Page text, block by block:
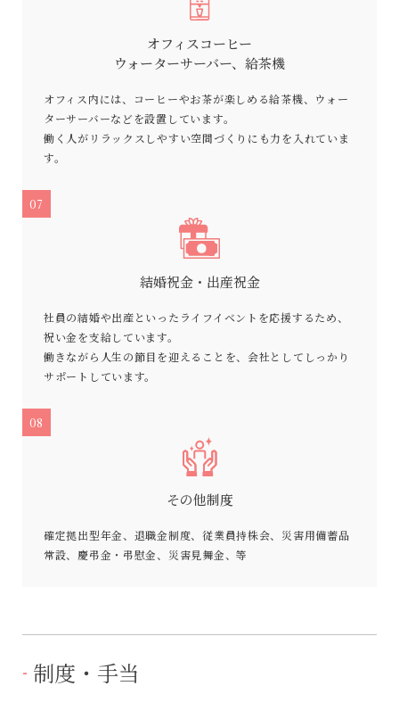
オフィスコーヒー
ウォーターサーバー、給茶機
オフィス内には、コーヒーやお茶が楽しめる給茶機、ウォー
ターサーバーなどを設置しています。
働く人がリラックスしやすい空間づくりにも力を入れていま
す。
07
結婚祝金・出産祝金
社員の結婚や出産といったライフイベントを応援するため、
祝い金を支給しています。
働きながら人生の節目を迎えることを、会社としてしっかり
サポートしています。
08
その他制度
確定拠出型年金、退職金制度、従業員持株会、災害用備蓄品
常設、慶弔金・弔慰金、災害見舞金、等
制度・手当